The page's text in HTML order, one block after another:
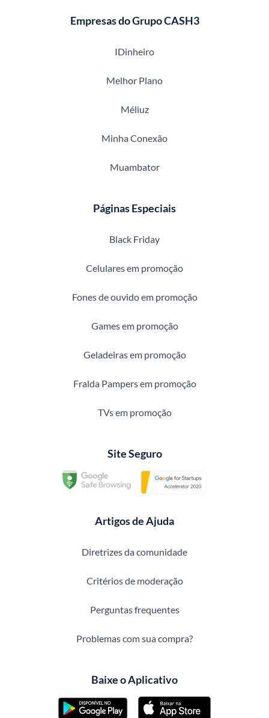
Empresas do Grupo CASH3
IDinheiro
Melhor Plano
Méliuz
Minha Conexão
Muambator
Páginas Especiais
Black Friday
Celulares em promoção
Fones de ouvido em promoção
Games em promoção
Geladeiras em promoção
Fralda Pampers em promoção
TVs em promoção
Site Seguro
Artigos de Ajuda
Diretrizes da comunidade
Critérios de moderação
Perguntas frequentes
Problemas com sua compra?
Baixe o Aplicativo